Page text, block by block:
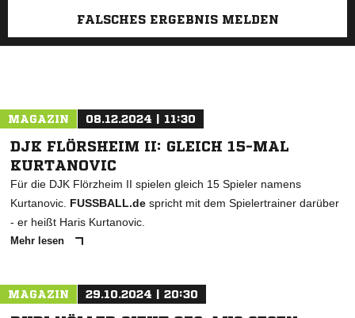
FALSCHES ERGEBNIS MELDEN
MAGAZIN 08.12.2024 | 11:30
DJK FLÖRSHEIM II: GLEICH 15-MAL
KURTANOVIC
Für die DJK Flörzheim II spielen gleich 15 Spieler namens
Kurtanovic. FUSSBALL.de spricht mit dem Spielertrainer darüber
- er heißt Haris Kurtanovic.
Mehr lesen
MAGAZIN 29.10.2024 | 20:30